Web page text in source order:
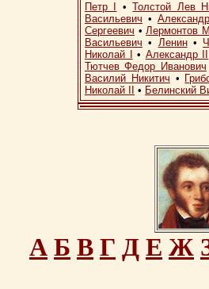
Петр I •Толстой Лев
Васильевич •
Сергеевич •Лермонтов
Васильевич • Ленин•
Николай I
• Александр II
Тютчев Федор Иванович
Василий Никитич •
Николай II
• Белинский
А Б В Г Д Е Ж